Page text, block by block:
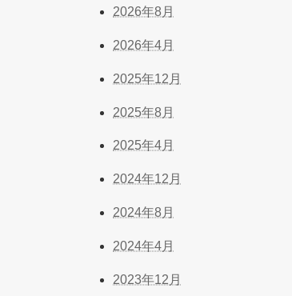
2026年8月
2026年4月
2025年12月
2025年8月
2025年4月
2024年12月
2024年8月
2024年4月
2023年12月